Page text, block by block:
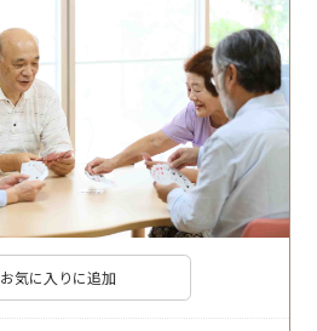
お気に入りに追加